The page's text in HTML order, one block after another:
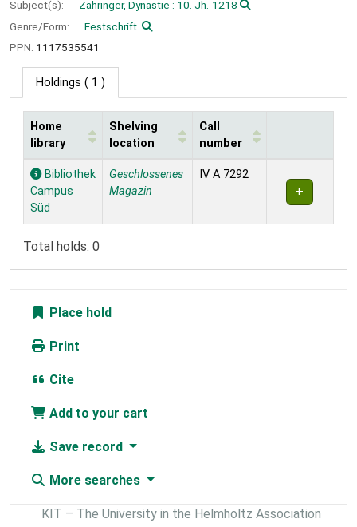
Subject(s):
Zähringer, Dynastie : 10. Jh.-1218
Genre/Form:
Festschrift
PPN: 1117535541
Holdings ( 1 )
Holdings
Home
library
Shelving
location
Call
number
Bibliothek
Campus
Süd
Geschlossenes
Magazin
IV A 7292
Total holds: 0
Place hold
Print
Cite
Add to your cart
Save record
More searches
KIT – The University in the Helmholtz Association